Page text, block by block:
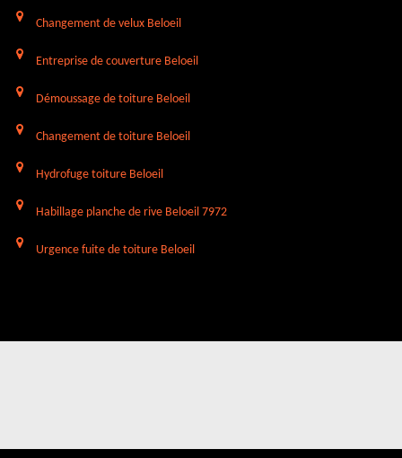
Changement de velux Beloeil
Entreprise de couverture Beloeil
Démoussage de toiture Beloeil
Changement de toiture Beloeil
Hydrofuge toiture Beloeil
Habillage planche de rive Beloeil 7972
Urgence fuite de toiture Beloeil